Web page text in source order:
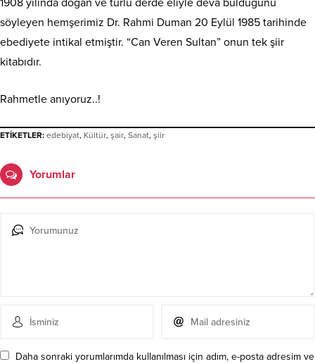
1908 yılında doğan ve türlü derde eliyle deva bulduğunu
söyleyen hemşerimiz Dr. Rahmi Duman 20 Eylül 1985 tarihinde
ebediyete intikal etmiştir. “Can Veren Sultan” onun tek şiir
kitabıdır.
Rahmetle anıyoruz..!
ETİKETLER: edebiyat, Kültür, şair, Sanat, şiir
Yorumlar
Daha sonraki yorumlarımda kullanılması için adım, e-posta adresim ve